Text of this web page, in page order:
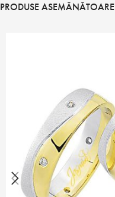
PRODUSE ASEMĂNĂTOARE